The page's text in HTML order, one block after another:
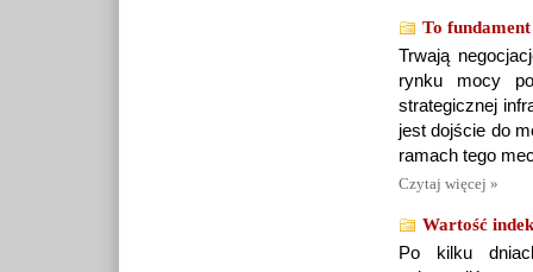
To
Trwają
rynku mocy
strategicznej
jest dojście do
ramach tego
Czytaj więcej »
Wartość
Po kilku